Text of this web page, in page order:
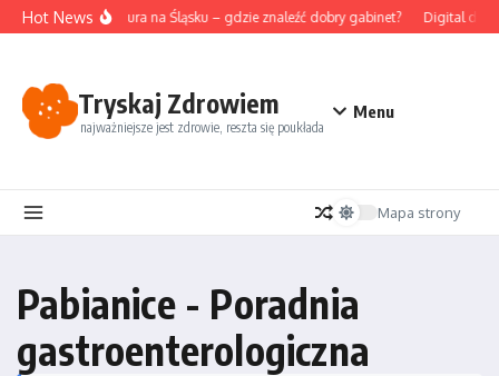
Przejdź do treści
Hot NewsAkupunktura na Śląsku – gdzie znaleźć dobry gabinet? Digital
Tryskaj Zdrowiem
najważniejsze jest zdrowie, reszta się poukłada
Menu
Mapa strony
Pabianice - Poradnia
gastroenterologiczna